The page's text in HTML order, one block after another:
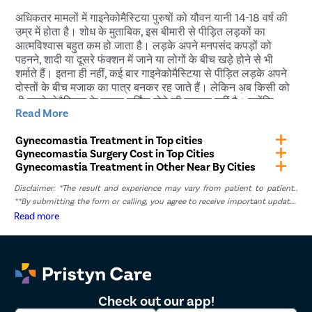
अधिकतर मामलों में गाइनेकोमैस्टिया पुरुषों को यौवन यानी 14-18 वर्ष की
उम्र में होता है। शोध के मुताबिक, इस बीमारी से पीड़ित लड़कों का
आत्मविश्वास बहुत कम हो जाता है। लड़के अपने मनपसंद कपड़ों को
पहनने, शादी या दूसरे फंक्शन में जाने या लोगों के बीच खड़े होने से भी
शर्माते हैं। इतना ही नहीं, कई बार गाइनेकोमैस्टिया से पीड़ित लड़के अपने
दोस्तों के बीच मजाक का पात्र बनकर रह जाते हैं। लेकिन अब किसी को
भी गाइनेकोमैस्टिया के कारण शर्मिंदा होने की जरूरत नहीं है। क्योंकि
मेडिकल साइंस में विकास होने के कारण आज ईरोड में गाइनेकोमैस्टिया का
विकास से परेशान हैं और मात्र एक दिन में इससे छुटकारा पाना चाहते हैं तो
एक अनुभवी और कुशल प्लास्टिक सर्जन से परामर्श करने के बाद
लिपोसक्शन सर्जरी से गाइनेकोमैस्टिया का इलाज करा सकते हैं। यह एक
सफल और सुरक्षित प्रक्रिया है।
प्रिस्टीन केयर से गाइनेकोमैस्टिया की
लिपोसक्शन सर्जरी कराएं
प्रिस्टीन केयर में एडवांस लिपोसक्शन सर्जरी से गाइनेकोमैस्टिया का
इलाज किया जाता है। इस सर्जरी को अनुभवी, कुशल और विश्वसनीय
प्लास्टिक सर्जन के द्वारा पूरा किया जाता है। हमारे सर्जन को
Read More
Gynecomastia Treatment in Top cities
Gynecomastia Surgery Cost in Top Cities
Gynecomastia Treatment in Other Near By Cities
Disclaimer: *The result and experience may vary from patient to patient..
**By submitting the form or calling, you agree to receive important updates
and marketing communications.
Read more
Check out our app!